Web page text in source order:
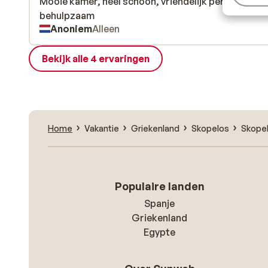
behulpzaam
behulpzaam
AnoniemAlleen
Bekijk alle 4 ervaringen
Home Vakantie Griekenland Skopelos
Populaire landen
Spanje
Griekenland
Egypte